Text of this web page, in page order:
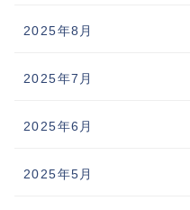
2025年8月
2025年7月
2025年6月
2025年5月